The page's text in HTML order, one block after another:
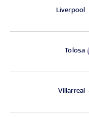
Liverpool
Tolosa
Villarreal